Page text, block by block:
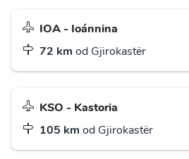
IOA - Ioánnina
72 km od Gjirokastër
KSO - Kastoria
105 km od Gjirokastër